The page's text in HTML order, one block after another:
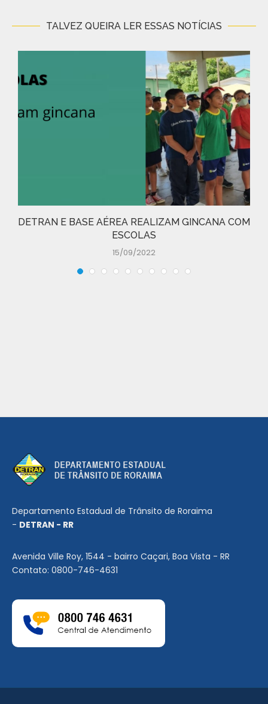
TALVEZ QUEIRA LER ESSAS NOTÍCIAS
DETRAN E BASE AÉREA REALIZAM GINCANA COM
ESCOLAS
15/09/2022
Departamento Estadual de Trânsito de Roraima
- DETRAN - RR
Avenida Ville Roy, 1544 - bairro Caçari, Boa Vista - RR
Contato: 0800-746-4631